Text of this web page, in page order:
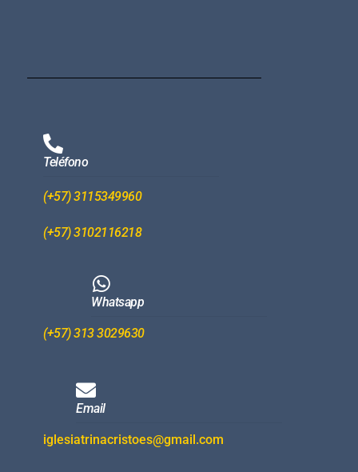
Teléfono
(+57) 3115349960
(+57) 3102116218
Whatsapp
(+57) 313 3029630
Email
iglesiatrinacristoes@gmail.com